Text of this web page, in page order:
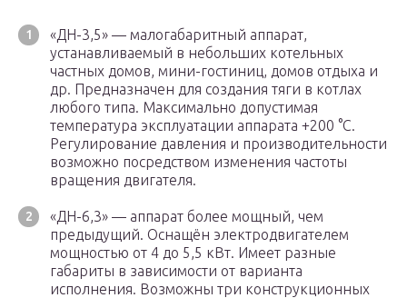
«ДН-3,5» — малогабаритный аппарат,
устанавливаемый в небольших котельных
частных домов, мини-гостиниц, домов отдыха и
др. Предназначен для создания тяги в котлах
любого типа. Максимально допустимая
температура эксплуатации аппарата +200 °C.
Регулирование давления и производительности
возможно посредством изменения частоты
вращения двигателя.
«ДН-6,3» — аппарат более мощный, чем
предыдущий. Оснащён электродвигателем
мощностью от 4 до 5,5 кВт. Имеет разные
габариты в зависимости от варианта
исполнения. Возможны три конструкционных